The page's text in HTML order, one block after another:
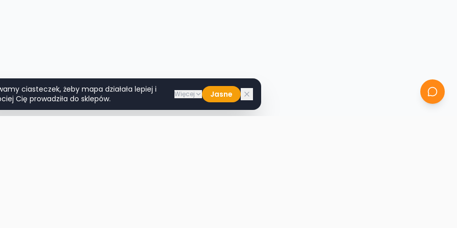
ciasteczek, żeby mapa działała lepiej i
Cię prowadziła do sklepów.
Więcej Jasne